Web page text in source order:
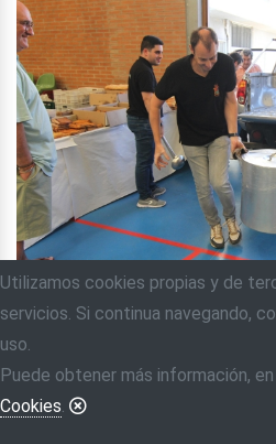
Utilizamos cookies propias y de
servicios. Si continua navegando,
uso.
Puede obtener más información,
Cookies.